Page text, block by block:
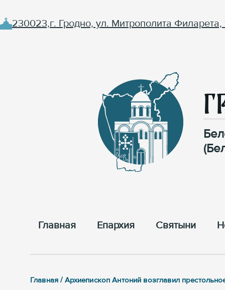
230023,г. Гродно, ул. Митрополита Филарета,
Главная Епархия Cвятыни
Главная / Архиепископ Антоний возглавил